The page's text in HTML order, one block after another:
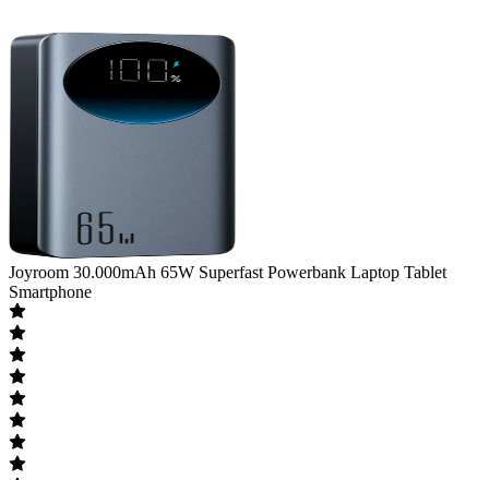
Joyroom 30.000mAh 65W Superfast Powerbank Laptop Tablet
Smartphone